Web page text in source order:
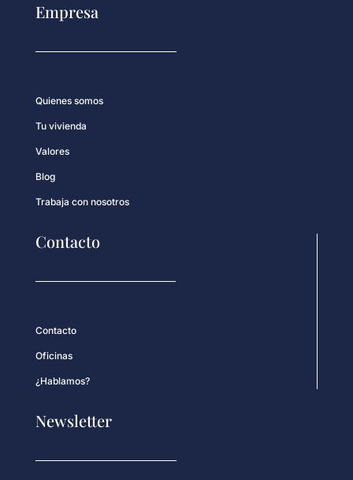
Empresa
Quienes somos
Tu vivienda
Valores
Blog
Trabaja con nosotros
Contacto
Contacto
Oficinas
¿Hablamos?
Newsletter